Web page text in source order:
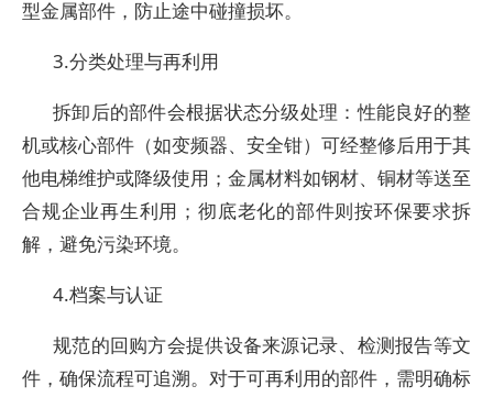
型金属部件，防止途中碰撞损坏。
3.分类处理与再利用
拆卸后的部件会根据状态分级处理：性能良好的整
机或核心部件（如变频器、安全钳）可经整修后用于其
他电梯维护或降级使用；金属材料如钢材、铜材等送至
合规企业再生利用；彻底老化的部件则按环保要求拆
解，避免污染环境。
4.档案与认证
规范的回购方会提供设备来源记录、检测报告等文
件，确保流程可追溯。对于可再利用的部件，需明确标